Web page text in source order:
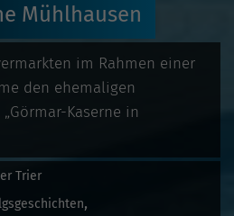
Mühlhausen
im Rahmen einer
den ehemaligen
Kaserne in
Trier